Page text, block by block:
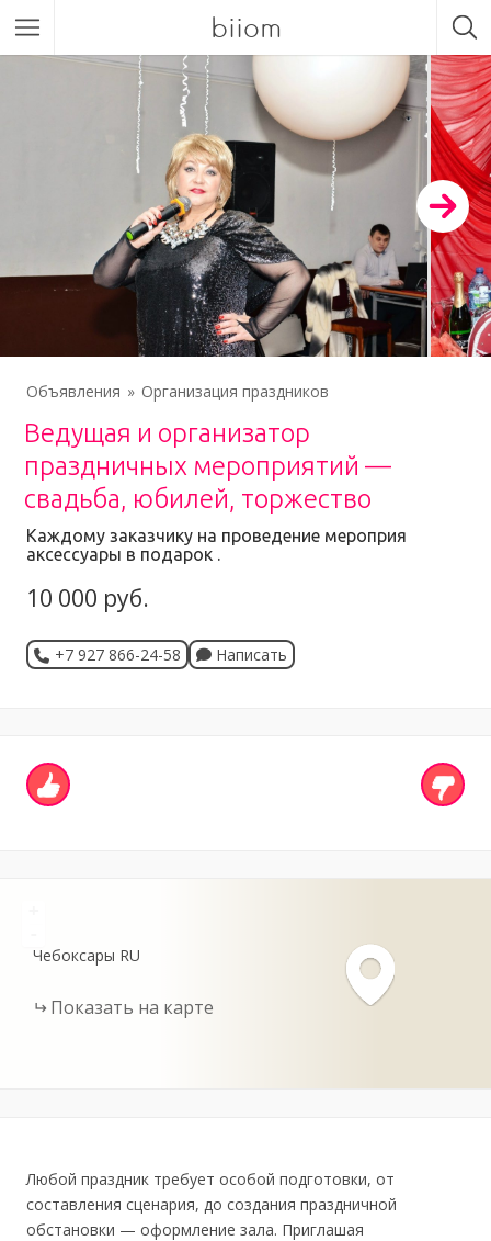
biiom
Объявления Организация праздников
Ведущая и организатор
праздничных мероприятий —
свадьба, юбилей, торжество
Каждому заказчику на проведение мероприя
аксессуары в подарок .
10 000 руб.
+7 927 866-24-58 Написать
Чебоксары RU
Показать на карте
Любой праздник требует особой подготовки, от
составления сценария, до создания праздничной
обстановки — оформление зала. Приглашая